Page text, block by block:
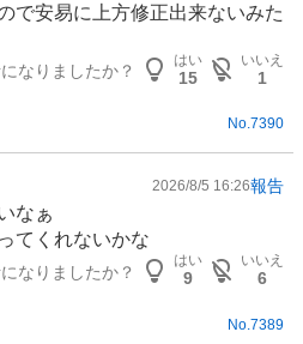
で安易に上方修正出来ないみた
なりましたか？
はい
15
いいえ
1
No.7390
2026/8/5 16:26報告
なぁ
てくれないかな
なりましたか？
はい
9
いいえ
6
No. 7389